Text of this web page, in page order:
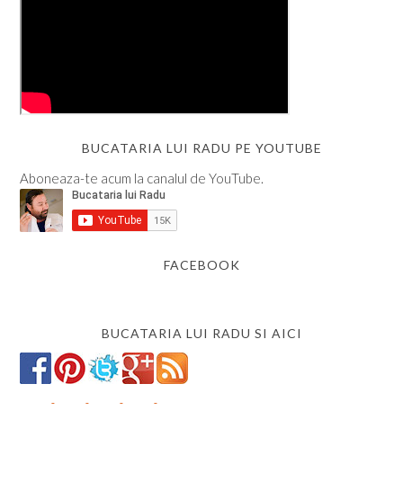
BUCATARIA LUI RADU PE YOUTUBE
Aboneaza-te acum la canalul de YouTube.
FACEBOOK
BUCATARIA LUI RADU SI AICI